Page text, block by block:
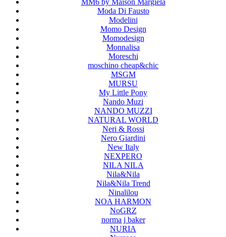
MM6 by Maison Margiela
Moda Di Fausto
Modelini
Momo Design
Momodesign
Monnalisa
Moreschi
moschino cheap&chic
MSGM
MURSU
My Little Pony
Nando Muzi
NANDO MUZZI
NATURAL WORLD
Neri & Rossi
Nero Giardini
New Italy
NEXPERO
NILA NILA
Nila&Nila
Nila&Nila Trend
Ninalilou
NOA HARMON
NoGRZ
norma j baker
NURIA